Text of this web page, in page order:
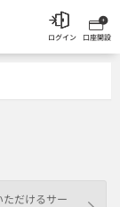
モの銀行 ドコモ
口座開設
ログイン
だけるサー